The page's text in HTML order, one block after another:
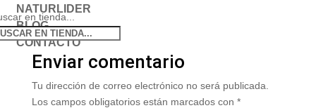
NATURLIDER
BLOG
CONTACTO
en tienda...
Enviar comentario
Tu dirección de correo electrónico no será publicada.
Los campos obligatorios están marcados con *